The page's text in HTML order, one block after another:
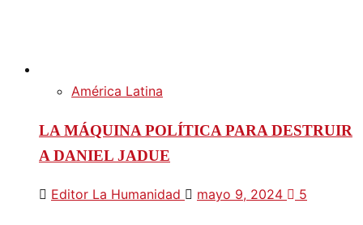
América Latina
LA MÁQUINA POLÍTICA PARA DESTRUIR
A DANIEL JADUE
Editor La Humanidad mayo 9, 2024 5